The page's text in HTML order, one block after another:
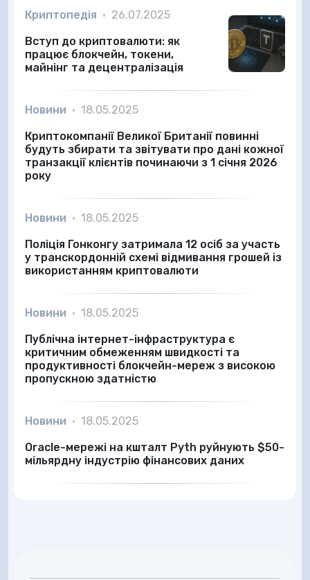
Криптопедія • 26.07.2025
Вступ до криптовалюти: як
працює блокчейн, токени,
майнінг та децентралізація
Новини • 18.05.2025
Криптокомпанії Великої Британії повинні
будуть збирати та звітувати про дані кожної
транзакції клієнтів починаючи з 1 січня 2026
року
Новини • 18.05.2025
Поліція Гонконгу затримала 12 осіб за участь
у транскордонній схемі відмивання грошей із
використанням криптовалюти
Новини • 18.05.2025
Публічна інтернет-інфраструктура є
критичним обмеженням швидкості та
продуктивності блокчейн-мереж з високою
пропускною здатністю
Новини • 18.05.2025
Oracle-мережі на кшталт Pyth руйнують $50-
мільярдну індустрію фінансових даних